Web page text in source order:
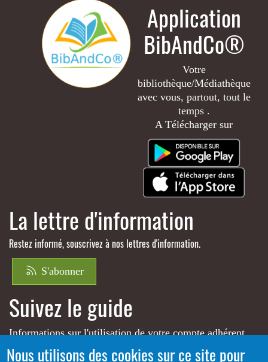
Application
BibAndCo®
Votre
bibliothèque/Médiathèque
avec vous, partout, tout le
temps .
A Télécharger sur
La lettre d'information
Restez informé, souscrivez à nos lettres d'information.
S'abonner
Suivez le guide
Informations sur l'utilisation de votre compte adhérent
Nous utilisons des cookies sur ce site pour